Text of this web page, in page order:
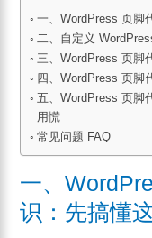
一、WordPress 页脚
二、自定义
三、WordPress 页脚
四、WordPress 页脚
五、WordPress 页脚
用慌
常见问题 FAQ
一、
识：先搞懂